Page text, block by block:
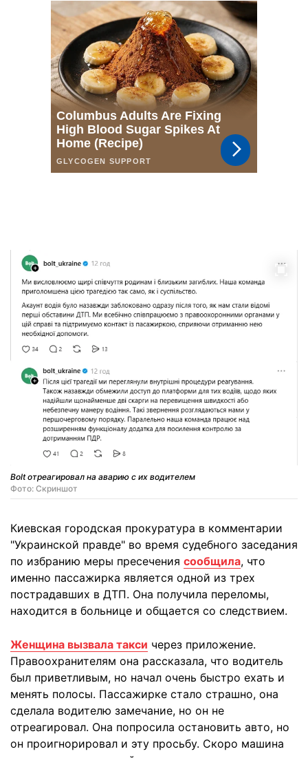
Bolt отреагировал на аварию с их водителем
Фото: Скриншот
Киевская городская прокуратура в комментарии
"Украинской правде" во время судебного заседания
по избранию меры пресечения сообщила, что
именно пассажирка является одной из трех
пострадавших в ДТП. Она получила переломы,
находится в больнице и общается со следствием.
Женщина вызвала такси через приложение.
Правоохранителям она рассказала, что водитель
был приветливым, но начал очень быстро ехать и
менять полосы. Пассажирке стало страшно, она
сделала водителю замечание, но он не
отреагировал. Она попросила остановить авто, но
он проигнорировал и эту просьбу. Скоро машина